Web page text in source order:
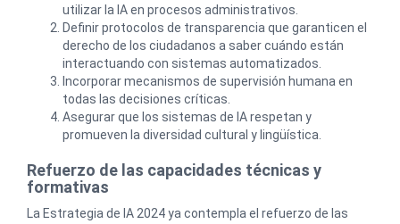
utilizar la IA en procesos administrativos.
Definir protocolos de transparencia que garanticen el
derecho de los ciudadanos a saber cuándo están
interactuando con sistemas automatizados.
Incorporar mecanismos de supervisión humana en
todas las decisiones críticas.
Asegurar que los sistemas de IA respetan y
promueven la diversidad cultural y lingüística.
Refuerzo de las capacidades técnicas y
formativas
La Estrategia de IA 2024 ya contempla el refuerzo de las